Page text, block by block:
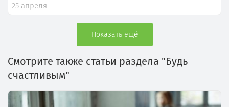
25 апреля
Показать ещё
Смотрите также статьи раздела "Будь
счастливым"